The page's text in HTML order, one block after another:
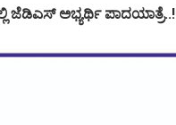
ಜೆಡಿಎಸ್ ಅಭ್ಯರ್ಥಿ ಪಾದಯಾತ್ರೆ..!